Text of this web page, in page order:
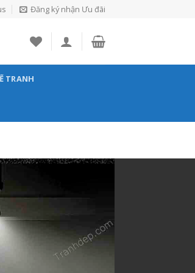
Đăng ký nhận Ưu đãi
TRANH